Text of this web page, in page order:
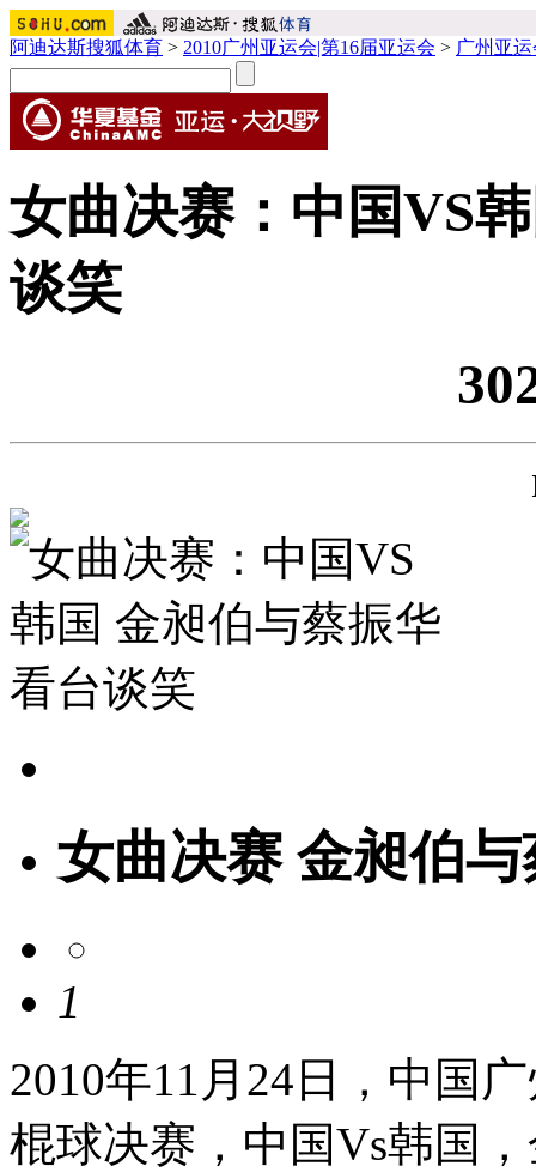
阿迪达斯搜狐体育 > 2010广州亚运会|第16届亚运会 > 广州亚
女曲决赛：中国VS
谈笑
女曲决赛 金昶伯
1
2010年11月24日，中国
棍球决赛，中国Vs韩国